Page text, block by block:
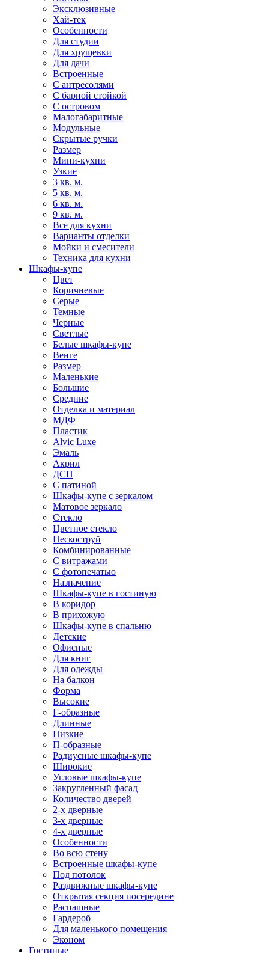
Эксклюзивные
Хай-тек
Особенности
Для студии
Для хрущевки
Для дачи
Встроенные
С антресолями
С барной стойкой
С островом
Малогабаритные
Модульные
Скрытые ручки
Размер
Мини-кухни
Узкие
3 кв. м.
5 кв. м.
6 кв. м.
9 кв. м.
Все для кухни
Варианты отделки
Мойки и смесители
Техника для кухни
Шкафы-купе
Цвет
Коричневые
Серые
Темные
Черные
Светлые
Белые шкафы-купе
Венге
Размер
Маленькие
Большие
Средние
Отделка и материал
МДФ
Пластик
Alvic Luxe
Эмаль
Акрил
ДСП
С патиной
Шкафы-купе с зеркалом
Матовое зеркало
Стекло
Цветное стекло
Пескоструй
Комбинированные
С витражами
С фотопечатью
Назначение
Шкафы-купе в гостиную
В коридор
В прихожую
Шкафы-купе в спальню
Детские
Офисные
Для книг
Для одежды
На балкон
Форма
Высокие
Г-образные
Длинные
Низкие
П-образные
Радиусные шкафы-купе
Широкие
Угловые шкафы-купе
Закругленный фасад
Количество дверей
2-х дверные
3-х дверные
4-х дверные
Особенности
Во всю стену
Встроенные шкафы-купе
Под потолок
Раздвижные шкафы-купе
Открытая секция посередине
Распашные
Гардероб
Для маленького помещения
Эконом
Гостиные